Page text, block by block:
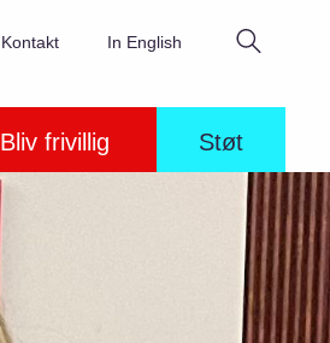
Bliv frivillig Støt
Kontakt In English Søg